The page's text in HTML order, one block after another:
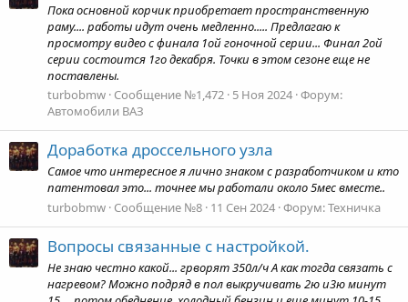
Пока основной корчик приобретает пространственную
раму.... работы идут очень медленно..... Предлагаю к
просмотру видео с финала 1ой гоночной серии... Финал 2ой
серии состоится 1го декабря. Точки в этом сезоне еще не
поставлены.
turbobmw Сообщение №1,472 5 Ноя 2024 Форум:
Автомобили ВАЗ
Доработка дроссельного узла
Самое что интересное я лично знаком с разработчиком и кто
патентовал это... точнее мы работали около 5мес вместе..
turbobmw Сообщение №8 11 Сен 2024 Форум:Техничка
Вопросы связанные с настройкой.
Не знаю честно какой... грворят 350л/ч А как тогда связать с
нагревом? Можно подряд в пол выкручивать 2ю и3ю минут